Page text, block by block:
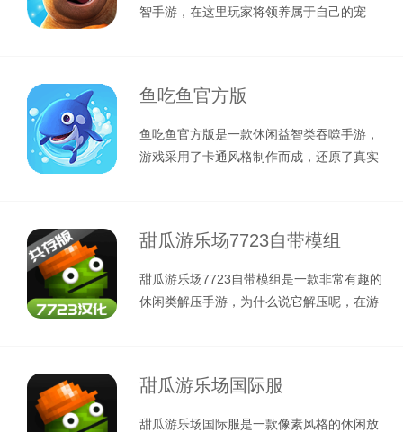
智手游，在这里玩家将领养属于自己的宠
鱼吃鱼官方版
鱼吃鱼官方版是一款休闲益智类吞噬手游，
游戏采用了卡通风格制作而成，还原了真实
甜瓜游乐场7723自带模组
甜瓜游乐场7723自带模组是一款非常有趣的
休闲类解压手游，为什么说它解压呢，在游
甜瓜游乐场国际服
甜瓜游乐场国际服是一款像素风格的休闲放